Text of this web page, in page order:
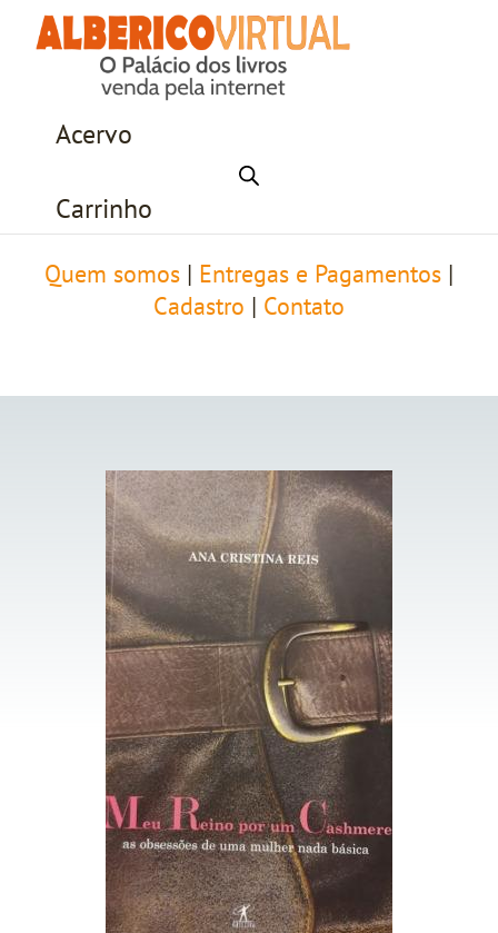
Acervo
Carrinho
Quem somos Entregas e Pagamentos
Cadastro
Contato